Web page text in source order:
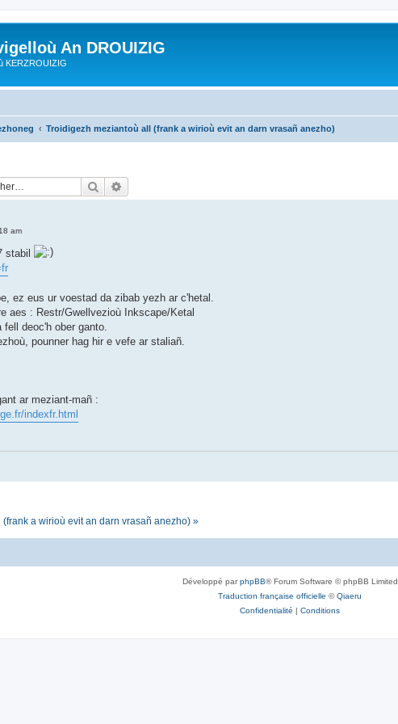
An DROUIZIG
KERZROUIZIG
Troidigezh meziantoù all (frank a wirioù evit an darn vrasañ anezho)
Rechercher
am
stabil
ez eus ur voestad da zibab yezh ar c'hetal.
aes : Restr/Gwellvezioù Inkscape/Ketal
deoc'h ober ganto.
pounner hag hir e vefe ar staliañ.
ar meziant-mañ :
indexfr.html
a wirioù evit an darn vrasañ anezho) »
Développé parphpBB® Forum Software © phpBB Limited
Traduction française officielle ©Qiaeru
Confidentialité | Conditions